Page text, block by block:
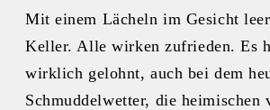
Mit einem Lächeln im Gesicht
Keller. Alle wirken zufrieden. Es
wirklich gelohnt, auch bei dem
Schmuddelwetter, die heimischen